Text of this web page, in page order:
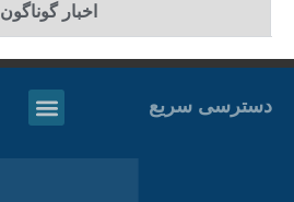
اخبار گوناگون
دسترسی سریع